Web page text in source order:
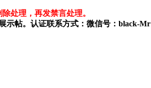
处理，再发禁言处理。
示帖。认证联系方式：微信号：black-Mr